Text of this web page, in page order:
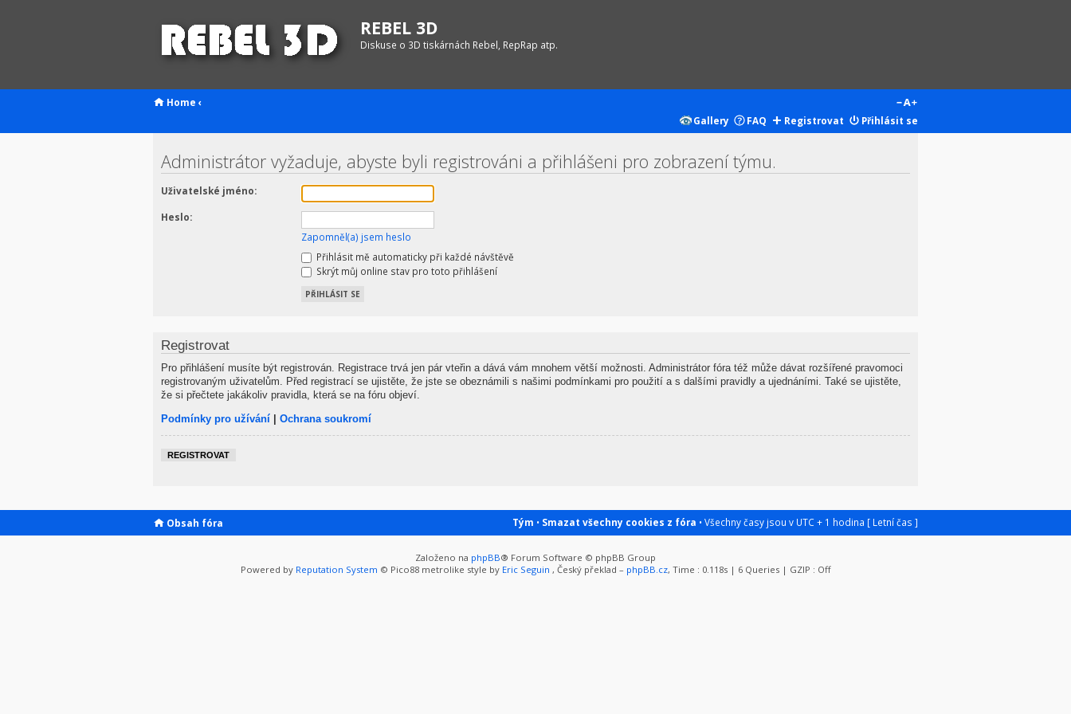
REBEL 3D
Diskuse o 3D tiskárnách Rebel, RepRap atp.
Home ‹
Gallery
FAQ Registrovat Přihlásit se
Administrátor vyžaduje, abyste byli registrováni a přihlášeni pro zobrazení týmu.
Uživatelské jméno:
Heslo:
Zapomněl(a) jsem heslo
Přihlásit mě automaticky při každé návštěvě
Skrýt můj online stav pro toto přihlášení
Registrovat
Pro přihlášení musíte být registrován. Registrace trvá jen pár vteřin a dává vám mnohem větší možnosti. Administrátor fóra též může dávat rozšířené pravomoci
registrovaným uživatelům. Před registrací se ujistěte, že jste se obeznámili s našimi podmínkami pro použití a s dalšími pravidly a ujednáními. Také se ujistěte,
že si přečtete jakákoliv pravidla, která se na fóru objeví.
Podmínky pro užívání | Ochrana soukromí
REGISTROVAT
Obsah fóra Tým • Smazat všechny cookies z fóra • Všechny časy jsou v UTC + 1 hodina [ Letní čas ]
Založeno na phpBB® Forum Software © phpBB Group
Powered by Reputation System © Pico88 metrolike style by Eric Seguin , Český překlad – phpBB.cz, Time : 0.118s | 6 Queries | GZIP : Off